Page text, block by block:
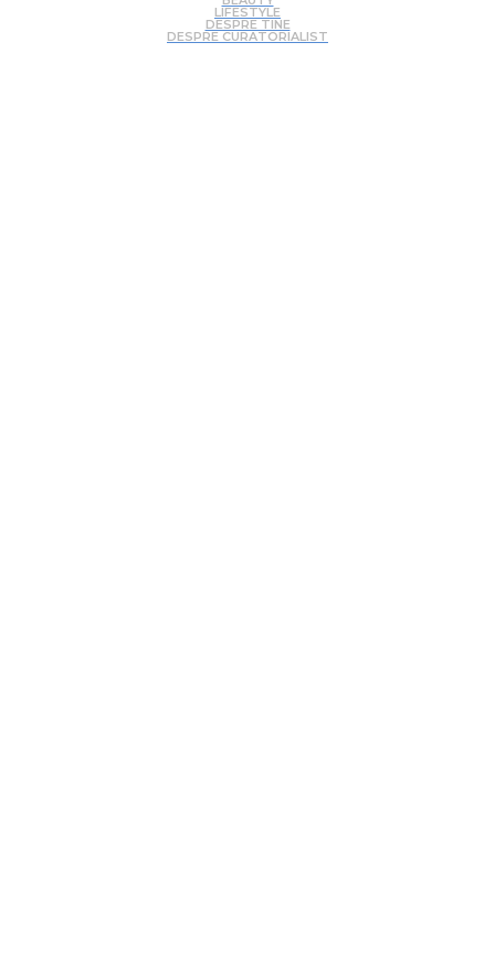
LIFESTYLE
DESPRE TINE
DESPRE CURATORIALIST